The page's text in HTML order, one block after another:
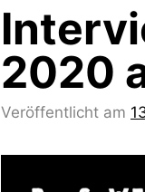
2020
Veröffentlicht am